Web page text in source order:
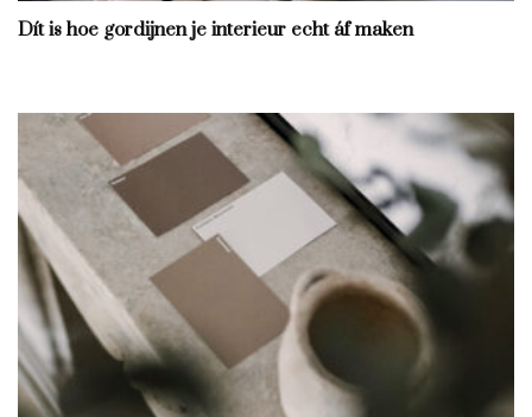
Dít is hoe gordijnen je interieur echt áf maken